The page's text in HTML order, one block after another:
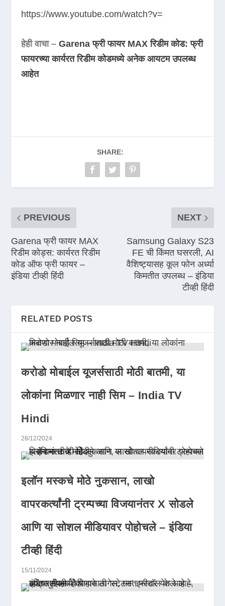
https://www.youtube.com/watch?v=
हेही वाचा –Garena फ्री फायर MAX रिडीम कोड: फ्री
फायरच्या कार्यरत रिडीम कोडमध्ये अनेक आयटम उपलब्ध
आहेत
SHARE:
PREVIOUS
Garena फ्री फायर MAX
रिडीम कोड्स: कार्यरत रिडीम
कोड ऑफ फ्री फायर –
इंडिया टीव्ही हिंदी
NEXT
Samsung Galaxy S23
FE ची किंमत घसरली, AI
वैशिष्ट्यासह कूल फोन अर्ध्या
किमतीत उपलब्ध – इंडिया
टीव्ही हिंदी
RELATED POSTS
करोडो मोबाईल यूजर्ससाठी मोठी बातमी, या
लोकांना मिळणार नाही सिम – India TV
Hindi
28/12/2024
इलॉन मस्कचे मोठे नुकसान, लाखो
वापरकर्त्यांनी ट्रम्पच्या विजयानंतर X सोडले
आणि या सोशल मीडियावर पोहोचले – इंडिया
टीव्ही हिंदी
15/11/2024